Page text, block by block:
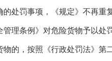
的处罚事项，《规定》不再重
管理条例》对危险货物予以
的，按照《行政处罚法》第